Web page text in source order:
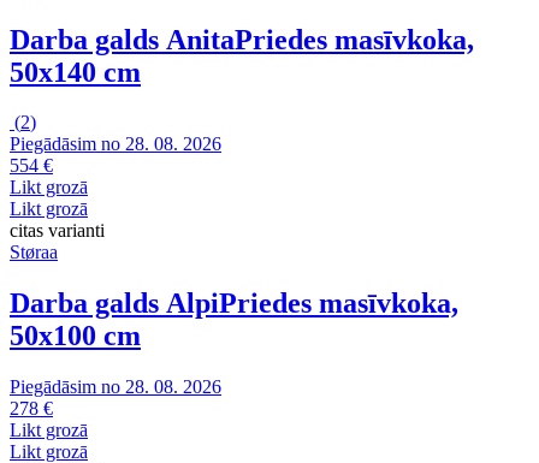
Darba galds AnitaPriedes masīvkoka,
50x140 cm
(2)
Piegādāsim no 28. 08. 2026
554 €
Likt grozā
Likt grozā
citas varianti
Støraa
Darba galds AlpiPriedes masīvkoka,
50x100 cm
Piegādāsim no 28. 08. 2026
278 €
Likt grozā
Likt grozā